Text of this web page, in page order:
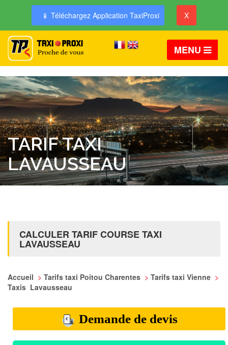
📱 Téléchargez Application TaxiProxi X
MENU
TARIF TAXI
LAVAUSSEAU
CALCULER TARIF COURSE TAXI
LAVAUSSEAU
Accueil > Tarifs taxi Poitou Charentes > Tarifs taxi Vienne >
Taxis Lavausseau
Demande de devis